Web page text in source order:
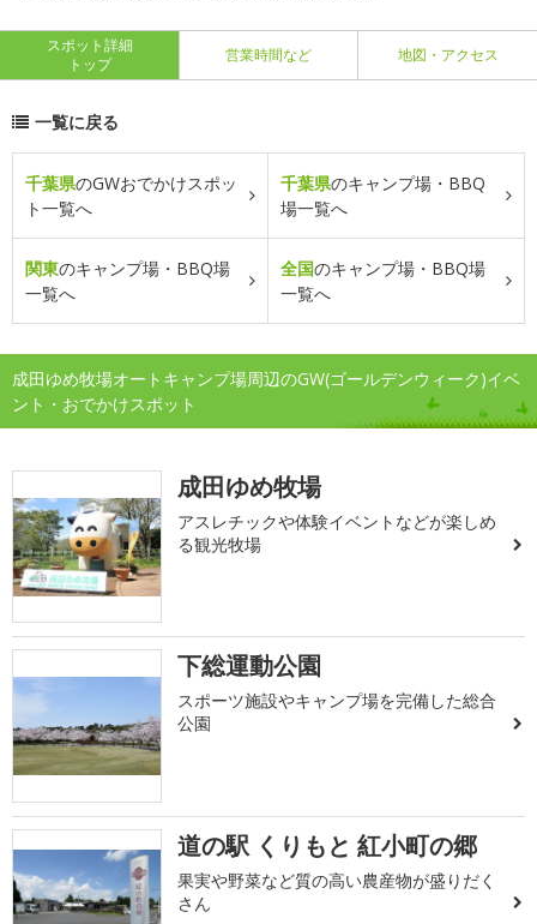
スポット詳細
トップ
営業時間など 地図・アクセス
一覧に戻る
千葉県のGWおでかけスポッ
ト一覧へ
千葉県のキャンプ場・BBQ
場一覧へ
関東のキャンプ場・BBQ場
一覧へ
全国のキャンプ場・BBQ場
一覧へ
成田ゆめ牧場オートキャンプ場周辺のGW(ゴールデンウィーク)イベ
ント・おでかけスポット
成田ゆめ牧場
アスレチックや体験イベントなどが楽しめ
る観光牧場
下総運動公園
スポーツ施設やキャンプ場を完備した総合
公園
道の駅 くりもと 紅小町の郷
果実や野菜など質の高い農産物が盛りだく
さん